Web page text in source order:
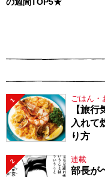
の週間TOP5★
1 ごはん・
【旅
入れて
り方
2 連載
部長が